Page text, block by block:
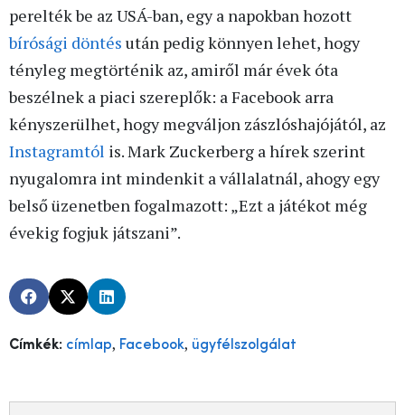
perelték be az USÁ-ban, egy a napokban hozott
bírósági döntés után pedig könnyen lehet, hogy
tényleg megtörténik az, amiről már évek óta
beszélnek a piaci szereplők: a Facebook arra
kényszerülhet, hogy megváljon zászlóshajójától, az
Instagramtól is. Mark Zuckerberg a hírek szerint
nyugalomra int mindenkit a vállalatnál, ahogy egy
belső üzenetben fogalmazott: „Ezt a játékot még
évekig fogjuk játszani”.
Címkék: címlap, Facebook, ügyfélszolgálat